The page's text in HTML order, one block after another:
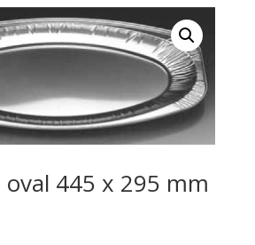
445 x 295 mm